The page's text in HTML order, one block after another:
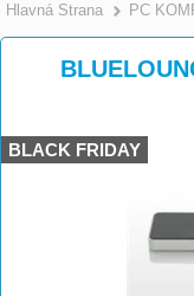
Hlavná Strana PC
BLACK FRIDAY